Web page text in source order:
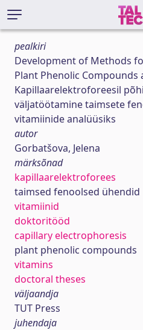
pealkiri
Development of Methods
Plant Phenolic Compounds
Kapillaarelektroforeesil
väljatöötamine taimsete
vitamiinide analüüsiks
autor
Gorbatšova, Jelena
märksõnad
kapillaarelektroforees
taimsed fenoolsed ühendid
vitamiinid
doktoritööd
capillary electrophoresis
plant phenolic compounds
vitamins
doctoral theses
väljaandja
TUT Press
juhendaja